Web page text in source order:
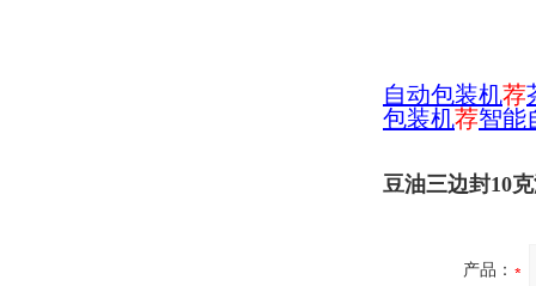
自动包装机荐
包装机荐智能
豆油三边封10
产品：